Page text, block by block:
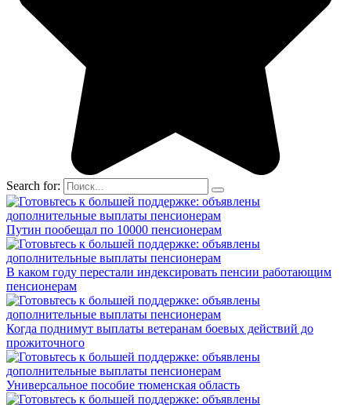
Search for:
Путин пообещал по 10000 пенсионерам
В каком году перестали индексировать пенсии работающим
пенсионерам
Когда поднимут выплаты ветеранам боевых действий до
прожиточного
Универсальное пособие тюменская область